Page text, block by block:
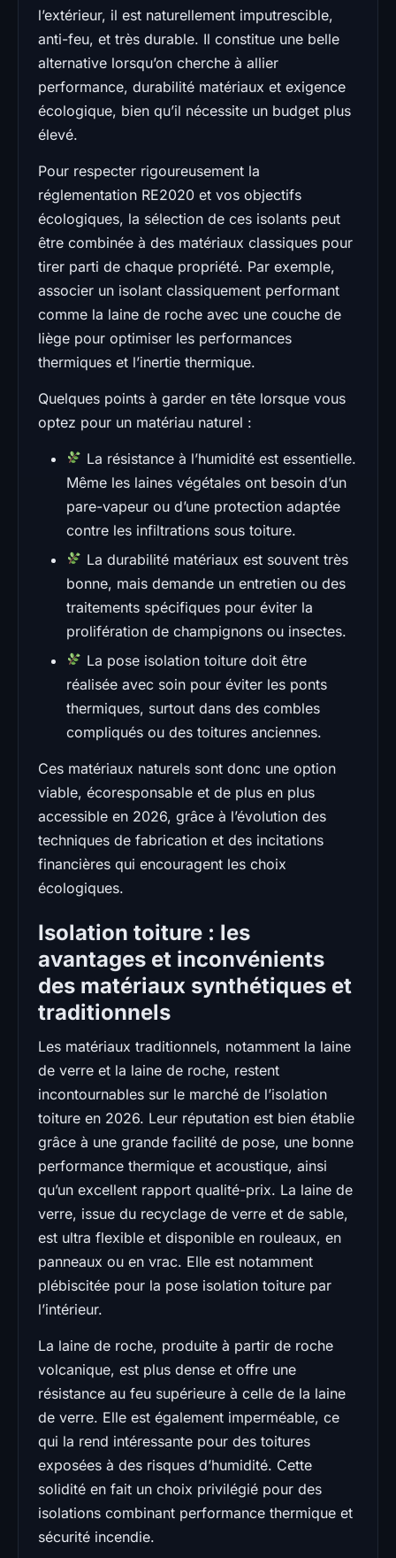
l’extérieur, il est naturellement imputrescible,
anti-feu, et très durable. Il constitue une belle
alternative lorsqu’on cherche à allier
performance, durabilité matériaux et exigence
écologique, bien qu’il nécessite un budget plus
élevé.
Pour respecter rigoureusement la
réglementation RE2020 et vos objectifs
écologiques, la sélection de ces isolants peut
être combinée à des matériaux classiques pour
tirer parti de chaque propriété. Par exemple,
associer un isolant classiquement performant
comme la laine de roche avec une couche de
liège pour optimiser les performances
thermiques et l’inertie thermique.
Quelques points à garder en tête lorsque vous
optez pour un matériau naturel :
La résistance à l’humidité est essentielle.
Même les laines végétales ont besoin d’un
pare-vapeur ou d’une protection adaptée
contre les infiltrations sous toiture.
La durabilité matériaux est souvent très
bonne, mais demande un entretien ou des
traitements spécifiques pour éviter la
prolifération de champignons ou insectes.
La pose isolation toiture doit être
réalisée avec soin pour éviter les ponts
thermiques, surtout dans des combles
compliqués ou des toitures anciennes.
Ces matériaux naturels sont donc une option
viable, écoresponsable et de plus en plus
accessible en 2026, grâce à l’évolution des
techniques de fabrication et des incitations
financières qui encouragent les choix
écologiques.
Isolation toiture : les
avantages et inconvénients
des matériaux synthétiques et
traditionnels
Les matériaux traditionnels, notamment la laine
de verre et la laine de roche, restent
incontournables sur le marché de l’isolation
toiture en 2026. Leur réputation est bien établie
grâce à une grande facilité de pose, une bonne
performance thermique et acoustique, ainsi
qu’un excellent rapport qualité-prix. La laine de
verre, issue du recyclage de verre et de sable,
est ultra flexible et disponible en rouleaux, en
panneaux ou en vrac. Elle est notamment
plébiscitée pour la pose isolation toiture par
l’intérieur.
La laine de roche, produite à partir de roche
volcanique, est plus dense et offre une
résistance au feu supérieure à celle de la laine
de verre. Elle est également imperméable, ce
qui la rend intéressante pour des toitures
exposées à des risques d’humidité. Cette
solidité en fait un choix privilégié pour des
isolations combinant performance thermique et
sécurité incendie.